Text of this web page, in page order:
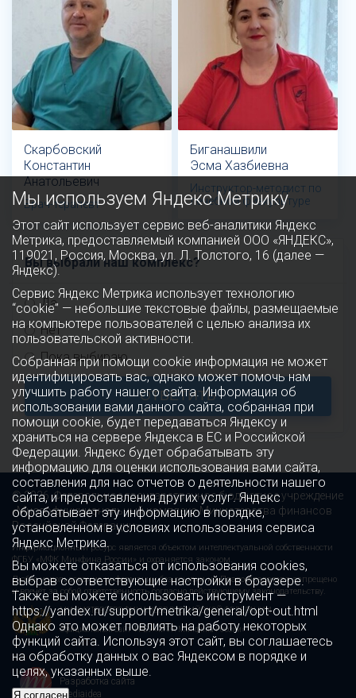
Скарбовский
Константин
Анатольевич
Врач-терапевт
Биганашвили
Эсма Хазбиевна
Инструктор-методист по
лечебной физкультуре
Вы выбрали наш комплекс?
Да
Нет
Пока выбираю
ОТВЕТИТЬ
© 2026 Федеральное государственное бюджетное учреждение
«Многофункциональный комплекс Министерства финансов
Российской Федерации»
Информационный ресурс является объектом интеллектуальной собственности
ФГБУ «МФК Минфина России» и охраняется законом.
Любое использование информации без ссылки на Правообладателя запрещено
и влечёт за собой ответственность согласно действующему законодательству.
МИНИСТЕРСТВО ФИНАНСОВ РОССИЙСКОЙ ФЕДЕРАЦИИ
Официальный сайт ФГБУ «МФК Минфина России»
Разработка сайта
mediaidea
Мы используем Яндекс Метрику
Этот сайт использует сервис веб-аналитики Яндекс
Метрика, предоставляемый компанией ООО «ЯНДЕКС»,
119021, Россия, Москва, ул. Л. Толстого, 16 (далее —
Яндекс).
Сервис Яндекс Метрика использует технологию
“cookie” — небольшие текстовые файлы, размещаемые
на компьютере пользователей с целью анализа их
пользовательской активности.
Собранная при помощи cookie информация не может
идентифицировать вас, однако может помочь нам
улучшить работу нашего сайта. Информация об
использовании вами данного сайта, собранная при
помощи cookie, будет передаваться Яндексу и
храниться на сервере Яндекса в ЕС и Российской
Федерации. Яндекс будет обрабатывать эту
информацию для оценки использования вами сайта,
составления для нас отчетов о деятельности нашего
сайта, и предоставления других услуг. Яндекс
обрабатывает эту информацию в порядке,
установленном в условиях использования сервиса
Яндекс Метрика.
Вы можете отказаться от использования cookies,
выбрав соответствующие настройки в браузере.
Также вы можете использовать инструмент —
https://yandex.ru/support/metrika/general/opt-out.html
Однако это может повлиять на работу некоторых
функций сайта. Используя этот сайт, вы соглашаетесь
на обработку данных о вас Яндексом в порядке и
целях, указанных выше.
Я согласен